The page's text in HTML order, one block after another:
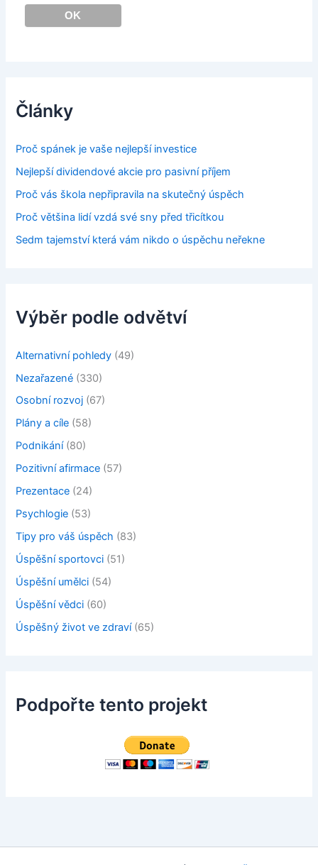
Články
Proč spánek je vaše nejlepší investice
Nejlepší dividendové akcie pro pasivní příjem
Proč vás škola nepřipravila na skutečný úspěch
Proč většina lidí vzdá své sny před třicítkou
Sedm tajemství která vám nikdo o úspěchu neřekne
Výběr podle odvětví
Alternativní pohledy (49)
Nezařazené (330)
Osobní rozvoj (67)
Plány a cíle (58)
Podnikání(80)
Pozitivní afirmace (57)
Prezentace (24)
Psychlogie (53)
Tipy pro váš úspěch (83)
Úspěšní sportovci (51)
Úspěšní umělci (54)
Úspěšní vědci (60)
Úspěšný život ve zdraví(65)
Podpořte tento projekt